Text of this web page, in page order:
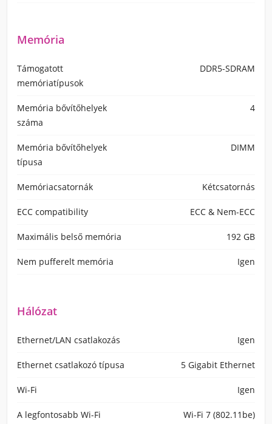
Memória
Támogatott
memóriatípusok
DDR5-SDRAM
Memória bővítőhelyek
száma
4
Memória bővítőhelyek
típusa
DIMM
Memóriacsatornák Kétcsatornás
ECC сompatibility ECC & Nem-ECC
Maximális belső memória 192 GB
Nem pufferelt memória Igen
Hálózat
Ethernet/LAN csatlakozás Igen
Ethernet csatlakozó típusa 5 Gigabit Ethernet
Wi-Fi Igen
A legfontosabb Wi-Fi
Wi-Fi 7 (802.11be)